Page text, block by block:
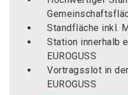
Standfläche inkl.
Station innerhalb
EUROGUSS
Vortragsslot in
EUROGUSS